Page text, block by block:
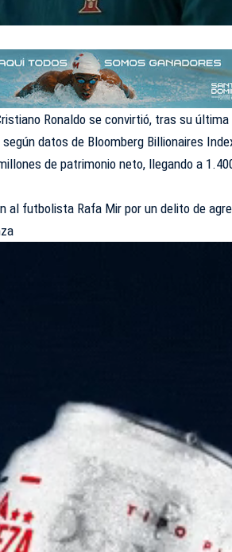
Ronaldo se convirtió, tras su última
según datos de Bloomberg Billionaires
de patrimonio neto, llegando a
al futbolista Rafa Mir por un delito de